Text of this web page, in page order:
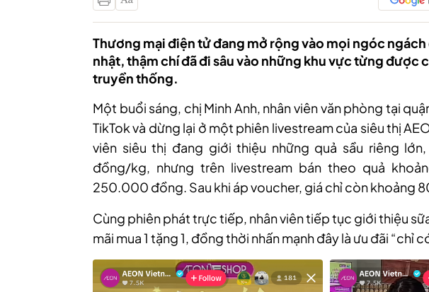
Thương mại điện tử đang mở rộng vào mọi ngóc
nhật, thậm chí đã đi sâu vào những khu vực từng được
truyền thống.
Một buổi sáng, chị Minh Anh, nhân viên văn phòng tại
TikTok và dừng lại ở một phiên livestream của siêu thị
viên siêu thị đang giới thiệu những quả sầu riêng
đồng/kg, nhưng trên livestream bán theo quả
250.000 đồng. Sau khi áp voucher, giá chỉ còn khoảng
Cùng phiên phát trực tiếp, nhân viên tiếp tục giới thiệu
mãi mua 1 tặng 1, đồng thời nhấn mạnh đây là ưu đãi “chỉ